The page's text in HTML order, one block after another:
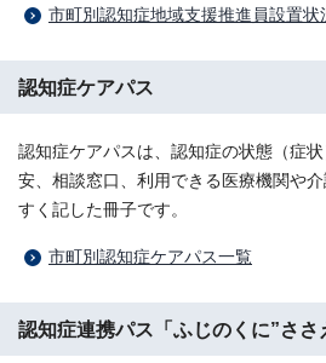
市町別認知症地域支援推進員設置状
認知症ケアパス
認知症ケアパスは、認知症の状態（症
安、相談窓口、利用できる医療機関や
すく記した冊子です。
市町別認知症ケアパス一覧
認知症連携パス「ふじのくに”ささ